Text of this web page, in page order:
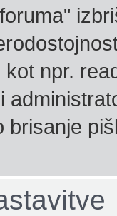
npr.
brisanje